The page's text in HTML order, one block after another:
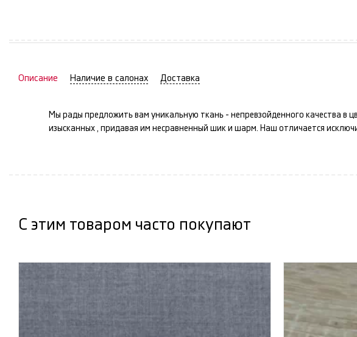
Описание Наличие в салонах Доставка
Мы рады предложить вам уникальную ткань - непревзойденного качества в
изысканных , придавая им несравненный шик и шарм. Наш отличается
С этим товаром часто покупают